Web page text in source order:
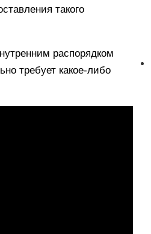
такого
распорядком
требует какое-либо